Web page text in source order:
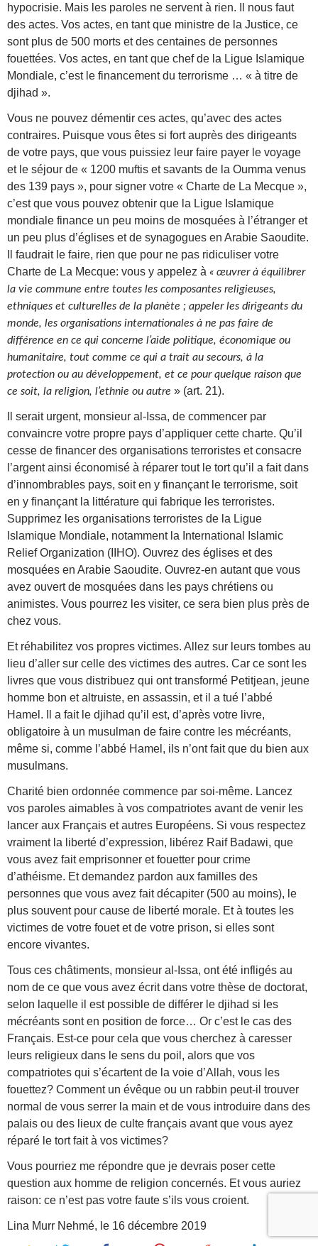
hypocrisie. Mais les paroles ne servent à rien. Il nous faut
des actes. Vos actes, en tant que ministre de la Justice, ce
sont plus de 500 morts et des centaines de personnes
fouettées. Vos actes, en tant que chef de la Ligue Islamique
Mondiale, c’est le financement du terrorisme … « à titre de
djihad ».
Vous ne pouvez démentir ces actes, qu’avec des actes
contraires. Puisque vous êtes si fort auprès des dirigeants
de votre pays, que vous puissiez leur faire payer le voyage
et le séjour de « 1200 muftis et savants de la Oumma venus
des 139 pays », pour signer votre « Charte de La Mecque »,
c’est que vous pouvez obtenir que la Ligue Islamique
mondiale finance un peu moins de mosquées à l’étranger et
un peu plus d’églises et de synagogues en Arabie Saoudite.
Il faudrait le faire, rien que pour ne pas ridiculiser votre
Charte de La Mecque: vous y appelez à « œuvrer à équilibrer
la vie commune entre toutes les composantes religieuses,
ethniques et culturelles de la planète ; appeler les dirigeants du
monde, les organisations internationales à ne pas faire de
différence en ce qui concerne l’aide politique, économique ou
humanitaire, tout comme ce qui a trait au secours, à la
protection ou au développement, et ce pour quelque raison que
ce soit, la religion, l’ethnie ou autre » (art. 21).
Il serait urgent, monsieur al-Issa, de commencer par
convaincre votre propre pays d’appliquer cette charte. Qu’il
cesse de financer des organisations terroristes et consacre
l’argent ainsi économisé à réparer tout le tort qu’il a fait dans
d’innombrables pays, soit en y finançant le terrorisme, soit
en y finançant la littérature qui fabrique les terroristes.
Supprimez les organisations terroristes de la Ligue
Islamique Mondiale, notamment la International Islamic
Relief Organization (IIHO). Ouvrez des églises et des
mosquées en Arabie Saoudite. Ouvrez-en autant que vous
avez ouvert de mosquées dans les pays chrétiens ou
animistes. Vous pourrez les visiter, ce sera bien plus près de
chez vous.
Et réhabilitez vos propres victimes. Allez sur leurs tombes au
lieu d’aller sur celle des victimes des autres. Car ce sont les
livres que vous distribuez qui ont transformé Petitjean, jeune
homme bon et altruiste, en assassin, et il a tué l’abbé
Hamel. Il a fait le djihad qu’il est, d’après votre livre,
obligatoire à un musulman de faire contre les mécréants,
même si, comme l’abbé Hamel, ils n’ont fait que du bien aux
musulmans.
Charité bien ordonnée commence par soi-même. Lancez
vos paroles aimables à vos compatriotes avant de venir les
lancer aux Français et autres Européens. Si vous respectez
vraiment la liberté d’expression, libérez Raif Badawi, que
vous avez fait emprisonner et fouetter pour crime
d’athéisme. Et demandez pardon aux familles des
personnes que vous avez fait décapiter (500 au moins), le
plus souvent pour cause de liberté morale. Et à toutes les
victimes de votre fouet et de votre prison, si elles sont
encore vivantes.
Tous ces châtiments, monsieur al-Issa, ont été infligés au
nom de ce que vous avez écrit dans votre thèse de doctorat,
selon laquelle il est possible de différer le djihad si les
mécréants sont en position de force… Or c’est le cas des
Français. Est-ce pour cela que vous cherchez à caresser
leurs religieux dans le sens du poil, alors que vos
compatriotes qui s’écartent de la voie d’Allah, vous les
fouettez? Comment un évêque ou un rabbin peut-il trouver
normal de vous serrer la main et de vous introduire dans des
palais ou des lieux de culte français avant que vous ayez
réparé le tort fait à vos victimes?
Vous pourriez me répondre que je devrais poser cette
question aux homme de religion concernés. Et vous auriez
raison: ce n’est pas votre faute s’ils vous croient.
Lina Murr Nehmé, le 16 décembre 2019